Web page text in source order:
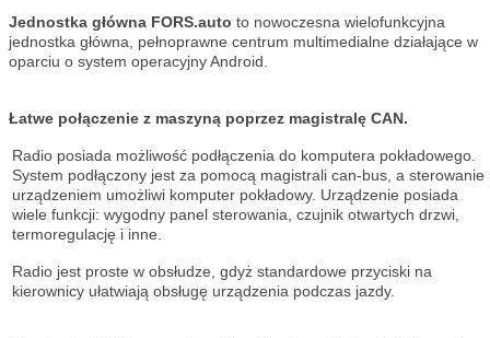
Jednostka główna FORS.auto to nowoczesna wielofunkcyjna
jednostka główna, pełnoprawne centrum multimedialne działające w
oparciu o system operacyjny Android.
Łatwe połączenie z maszyną poprzez magistralę CAN.
Radio posiada możliwość podłączenia do komputera pokładowego.
System podłączony jest za pomocą magistrali can-bus, a sterowanie
urządzeniem umożliwi komputer pokładowy. Urządzenie posiada
wiele funkcji: wygodny panel sterowania, czujnik otwartych drzwi,
termoregulację i inne.
Radio jest proste w obsłudze, gdyż standardowe przyciski na
kierownicy ułatwiają obsługę urządzenia podczas jazdy.